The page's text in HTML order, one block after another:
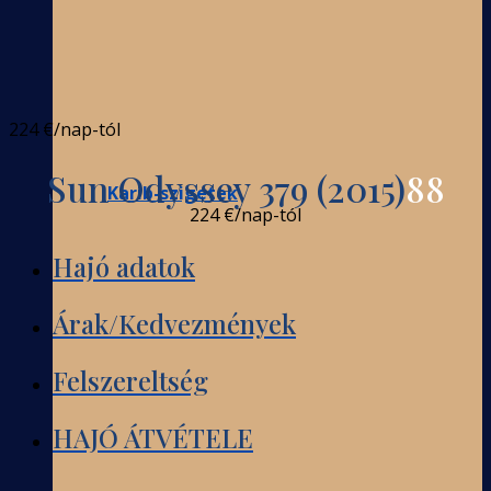
Karib-szigetek
224 €/nap-tól
Sun Odyssey 379 (2015)88
224 €/nap-tól
Hajó adatok
Árak/Kedvezmények
Felszereltség
HAJÓ ÁTVÉTELE